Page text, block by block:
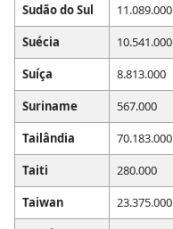
Sudão do Sul
11.089.000
Suécia
10.541.000
Suíça
8.813.000
Suriname
567.000
Tailândia
70.183.000
Taiti
280.000
Taiwan
23.375.000